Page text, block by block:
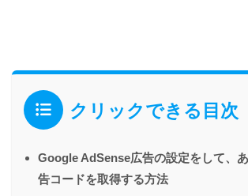
クリックできる目次
Google AdSense広告の設定をして、
告コードを取得する方法